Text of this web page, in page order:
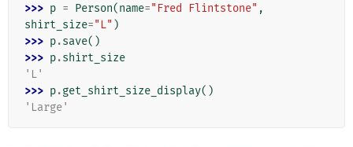
>>> p = Person(name="Fred Flintstone" ,
shirt_size="L" )
>>> p.save()
>>> p.shirt_size
'L'
>>> p.get_shirt_size_display()
'Large'